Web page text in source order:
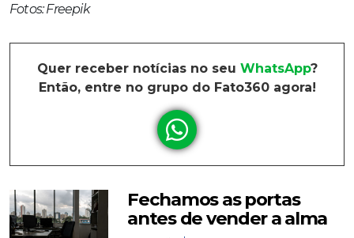
Fotos: Freepik
Quer receber notícias no seu WhatsApp?
Então, entre no grupo do Fato360 agora!
Fechamos as portas
antes de vender a alma